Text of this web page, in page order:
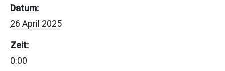
Datum:
26 April 2025
Zeit:
0:00